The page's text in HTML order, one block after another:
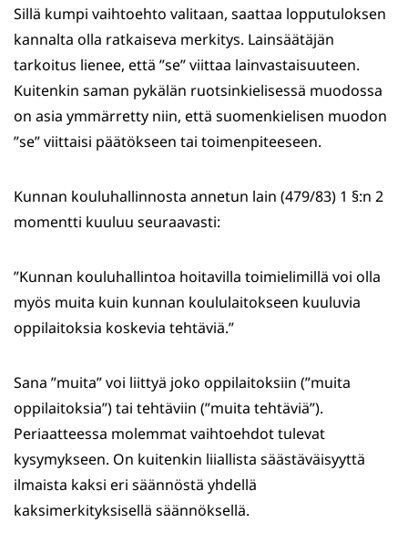
Sillä kumpi vaihtoehto valitaan, saattaa lopputuloksen
kannalta olla ratkaiseva merkitys. Lainsäätäjän
tarkoitus lienee, että ”se” viittaa lainvastaisuuteen.
Kuitenkin saman pykälän ruotsinkielisessä muodossa
on asia ymmärretty niin, että suomenkielisen muodon
”se” viittaisi päätökseen tai toimenpiteeseen.
Kunnan kouluhallinnosta annetun lain (479/83) 1 §:n 2
momentti kuuluu seuraavasti:
”Kunnan kouluhallintoa hoitavilla toimielimillä voi olla
myös muita kuin kunnan koululaitokseen kuuluvia
oppilaitoksia koskevia tehtäviä.”
Sana ”muita” voi liittyä joko oppilaitoksiin (”muita
oppilaitoksia”) tai tehtäviin (”muita tehtäviä”).
Periaatteessa molemmat vaihtoehdot tulevat
kysymykseen. On kuitenkin liiallista säästäväisyyttä
ilmaista kaksi eri säännöstä yhdellä
kaksimerkityksisellä säännöksellä.